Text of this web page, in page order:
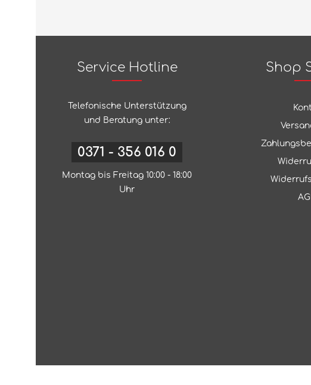
Service Hotline
Telefonische Unterstützung
und Beratung unter:
0371 - 356 016 0
Montag bis Freitag 10:00 - 18:00
Uhr
Shop